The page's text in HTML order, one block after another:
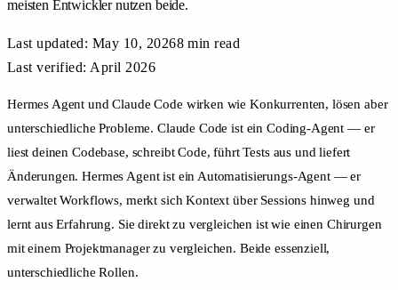
meisten Entwickler nutzen beide.
Last updated: May 10, 20268 min read
Last verified: April 2026
Hermes Agent und Claude Code wirken wie Konkurrenten, lösen aber
unterschiedliche Probleme. Claude Code ist ein Coding-Agent — er
liest deinen Codebase, schreibt Code, führt Tests aus und liefert
Änderungen. Hermes Agent ist ein Automatisierungs-Agent — er
verwaltet Workflows, merkt sich Kontext über Sessions hinweg und
lernt aus Erfahrung. Sie direkt zu vergleichen ist wie einen Chirurgen
mit einem Projektmanager zu vergleichen. Beide essenziell,
unterschiedliche Rollen.